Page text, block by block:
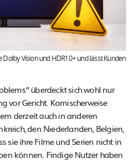
Vision und HDR10+ und lässt Kunden
überdeckt sich wohl nur
vor Gericht. Komischerweise
derzeit auch in anderen
den Niederlanden, Belgien,
sie ihre Filme und Serien nicht in
können. Findige Nutzer haben